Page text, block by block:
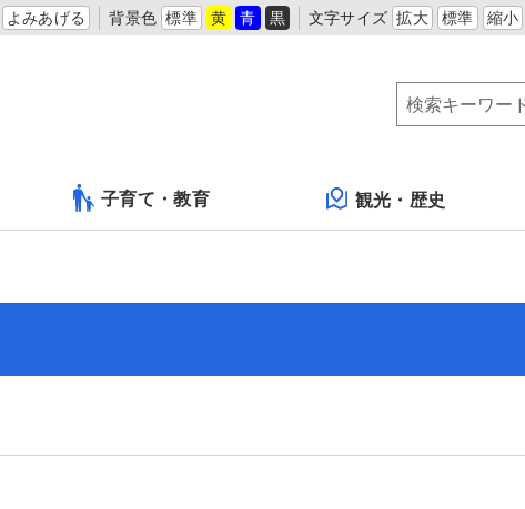
よみあげる 背景色 標準 黄 青 黒 文字サイズ 拡大 標準 縮小
子育て・教育 観光・歴史